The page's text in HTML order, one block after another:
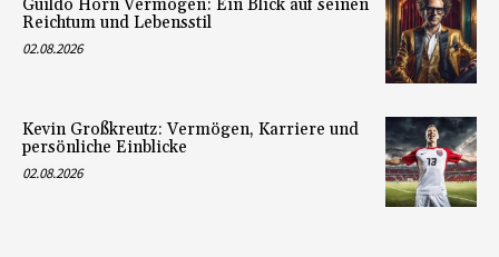
Guildo Horn Vermögen: Ein Blick auf seinen
Reichtum und Lebensstil
02.08.2026
Kevin Großkreutz: Vermögen, Karriere und
persönliche Einblicke
02.08.2026